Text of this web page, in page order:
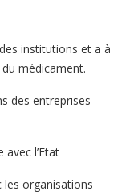
institutions et a à
médicament.
des entreprises
l’Etat
les organisations